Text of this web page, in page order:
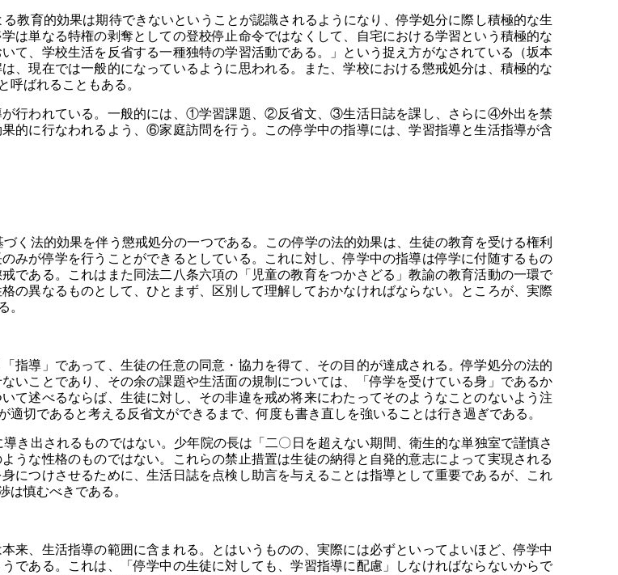
育的効果は期待できないということが認識されるようになり、停学処分に際し積極的な生
は単なる特権の剥奪としての登校停止命令ではなくして、自宅における学習という積極的な
て、学校生活を反省する一種独特の学習活動である。」という捉え方がなされている（坂本
、現在では一般的になっているように思われる。また、学校における懲戒処分は、積極的な
ばれることもある。
行われている。一般的には、①学習課題、②反省文、③生活日誌を課し、さらに④外出を禁
的に行なわれるよう、⑥家庭訪問を行う。この停学中の指導には、学習指導と生活指導が含
法的効果を伴う懲戒処分の一つである。この停学の法的効果は、生徒の教育を受ける権利
みが停学を行うことができるとしている。これに対し、停学中の指導は停学に付随するもの
である。これはまた同法二八条六項の「児童の教育をつかさどる」教諭の教育活動の一環で
の異なるものとして、ひとまず、区別して理解しておかなければならない。ところが、実際
。
指導」であって、生徒の任意の同意・協力を得て、その目的が達成される。停学処分の法的
いことであり、その余の課題や生活面の規制については、「停学を受けている身」であるか
て述べるならば、生徒に対し、その非違を戒め将来にわたってそのようなことのないよう注
切であると考える反省文ができるまで、何度も書き直しを強いることは行き過ぎである。
出されるものではない。少年院の長は「二〇日を超えない期間、衛生的な単独室で謹慎さ
うな性格のものではない。これらの禁止措置は生徒の納得と自発的意志によって実現される
につけさせるために、生活日誌を点検し助言を与えることは指導として重要であるが、これ
は慎むべきである。
来、生活指導の範囲に含まれる。とはいうものの、実際には必ずといってよいほど、停学中
である。これは、「停学中の生徒に対しても、学習指導に配慮」しなければならないからで